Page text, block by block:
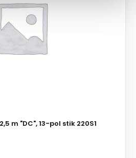
m "DC", 13-pol stik 220S1